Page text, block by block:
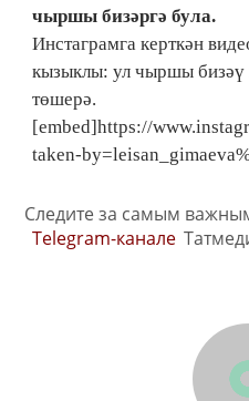
чыршы бизәргә була.
Инстаграмга керткән
кызыклы: ул чыршы бизәү
төшерә.
[embed]https://
taken-
Следите за самым
Telegram-канале